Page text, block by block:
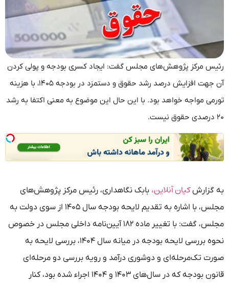
رئیس مرکز پژوهش‌های مجلس گفت: ایجاد کسری بودجه و پولی کردن
آن جهت افزایش درصد رشد حقوق و دستمزد در بودجه ۱۴۰۵، با هزینه
تورمی مواجه خواهد بود. با این حال این موضوع به معنی اکتفا به رشد
۲۰ درصدی حقوق نیست.
به گزارشکیان آنلاین، بابک نگاهداری، رئیس مرکز پژوهش‌های
مجلس، با اشاره به تقدیم لایحه بودجه سال ۱۴۰۵ از سوی دولت به
مجلس، گفت: با تغییر ماده ۱۸۲ آیین‌نامه داخلی مجلس در خصوص
نحوه بررسی لایحه بودجه در میانه سال ۱۴۰۴، بررسی لایحه به
صورت تک‌مرحله‌ای و دوشوری درآمد و رویه بررسی دو مرحله‌ای
قانون بودجه که در سال‌های ۱۴۰۳ و ۱۴۰۴ اجراء شده بود، کنار